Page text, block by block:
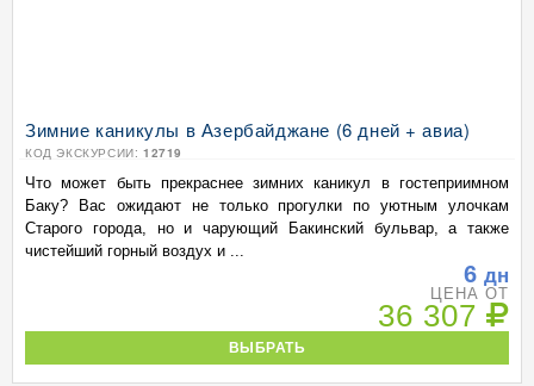
Зимние каникулы в Азербайджане (6 дней + авиа)
КОД ЭКСКУРСИИ: 12719
Что может быть прекраснее зимних каникул в гостеприимном
Баку? Вас ожидают не только прогулки по уютным улочкам
Старого города, но и чарующий Бакинский бульвар, а также
чистейший горный воздух и ...
6 дн
ЦЕНА ОТ
36 307
ВЫБРАТЬ